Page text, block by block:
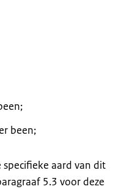
been;
aard van dit
5.3 voor deze